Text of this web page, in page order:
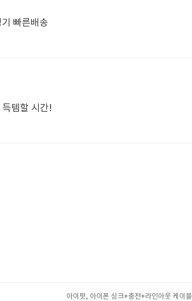
측정기 빠른배송
템할 시간!
아이팟, 아이폰 싱크+충전+라인아웃 케이블